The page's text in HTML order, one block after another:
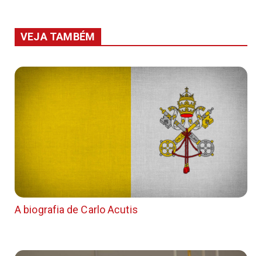
VEJA TAMBÉM
A biografia de Carlo Acutis